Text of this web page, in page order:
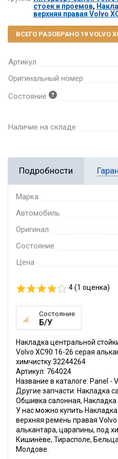
Артикул
Оригинальный номер
Состояние
Наличие на складе
стоек и проемов,
верхняя правая Volvo
ВСЕГО РАЗОБРАНО 19 VOLVO
Подробности
Марка
Автомобиль
Оригинал
Состояние
Цена
4 (1 оценка)
Состояние
Б/У
Накладка центральной
Volvo XC90 16-26 серая
химчистку 32244264
Артикул: 764024
Название в каталоге: Panel -
Другие запчасти: Накладка
Обшивка салонная,
У нас можно купить
верхняя ремень правая
алькантара, царапины, под
Кишинёве, Тирасполе,
Молдове.